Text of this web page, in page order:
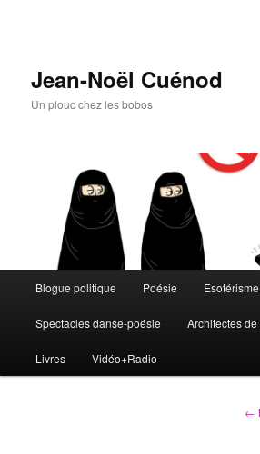
Jean-Noël Cuénod
Un plouc chez les bobos
principal
Aller
au
contenu
Blogue politique Poésie
Spectacles danse-poésie Architectes
Livres Vidéo+Radio
←